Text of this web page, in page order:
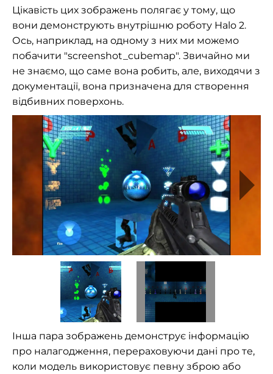
Цікавість цих зображень полягає у тому, що
вони демонструють внутрішню роботу Halo 2.
Ось, наприклад, на одному з них ми можемо
побачити "screenshot_cubemap". Звичайно ми
не знаємо, що саме вона робить, але, виходячи з
документації, вона призначена для створення
відбивних поверхонь.
Інша пара зображень демонструє інформацію
про налагодження, перераховуючи дані про те,
коли модель використовує певну зброю або